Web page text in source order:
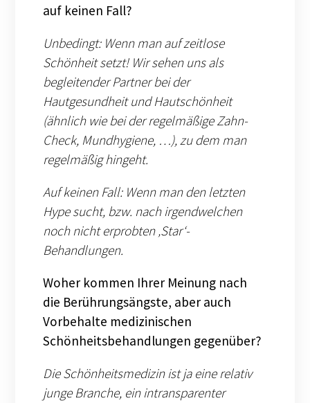
auf keinen Fall?
Unbedingt: Wenn man auf zeitlose
Schönheit setzt! Wir sehen uns als
begleitender Partner bei der
Hautgesundheit und Hautschönheit
(ähnlich wie bei der regelmäßige Zahn-
Check, Mundhygiene, …), zu dem man
regelmäßig hingeht.
Auf keinen Fall: Wenn man den letzten
Hype sucht, bzw. nach irgendwelchen
noch nicht erprobten ‚Star‘-
Behandlungen.
Woher kommen Ihrer Meinung nach
die Berührungsängste, aber auch
Vorbehalte medizinischen
Schönheitsbehandlungen gegenüber?
Die Schönheitsmedizin ist ja eine relativ
junge Branche, ein intransparenter